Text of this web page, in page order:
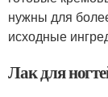
нужны для
исходные
Лак для